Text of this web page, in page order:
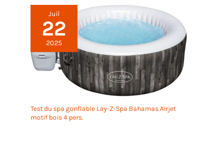
Juil
22
2025
Test du spa gonflable Lay-Z-Spa Bahamas Airjet
motif bois 4 pers.